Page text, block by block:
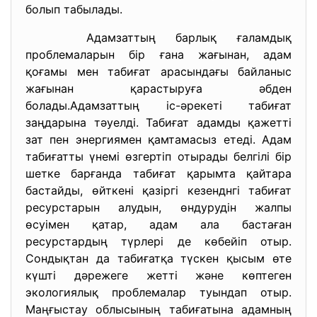
болып табылады.
Адамзаттың барлық ғаламдық
проблемаларын бір ғана жағынан, адам
қоғамы мен табиғат арасындағы байланыс
жағынан қарастыруға әбден
болады.Адамзаттың іс-әрекеті табиғат
заңдарына тәуелді. Табиғат адамды қажетті
зат пен энергиямен қамтамасыз етеді. Адам
табиғатты үнемі өзгертіп отырады белгілі бір
шетке барғанда табиғат қарымта қайтара
бастайды, өйткені қазіргі кезенднгі табиғат
ресурстарын алудын, өндурудін жалпы
өсуімен қатар, адам ала бастаған
ресурстардың түрлері де көбейіп отыр.
Сондықтан да табиғатқа түскен қысым өте
күшті дәрежеге жетті және көптеген
экологиялық проблемалар туындап отыр.
Маңғыстау облысының табиғатына адамның